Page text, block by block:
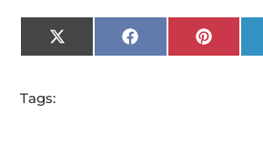
X
(Twitter)
Facebook
Tags: